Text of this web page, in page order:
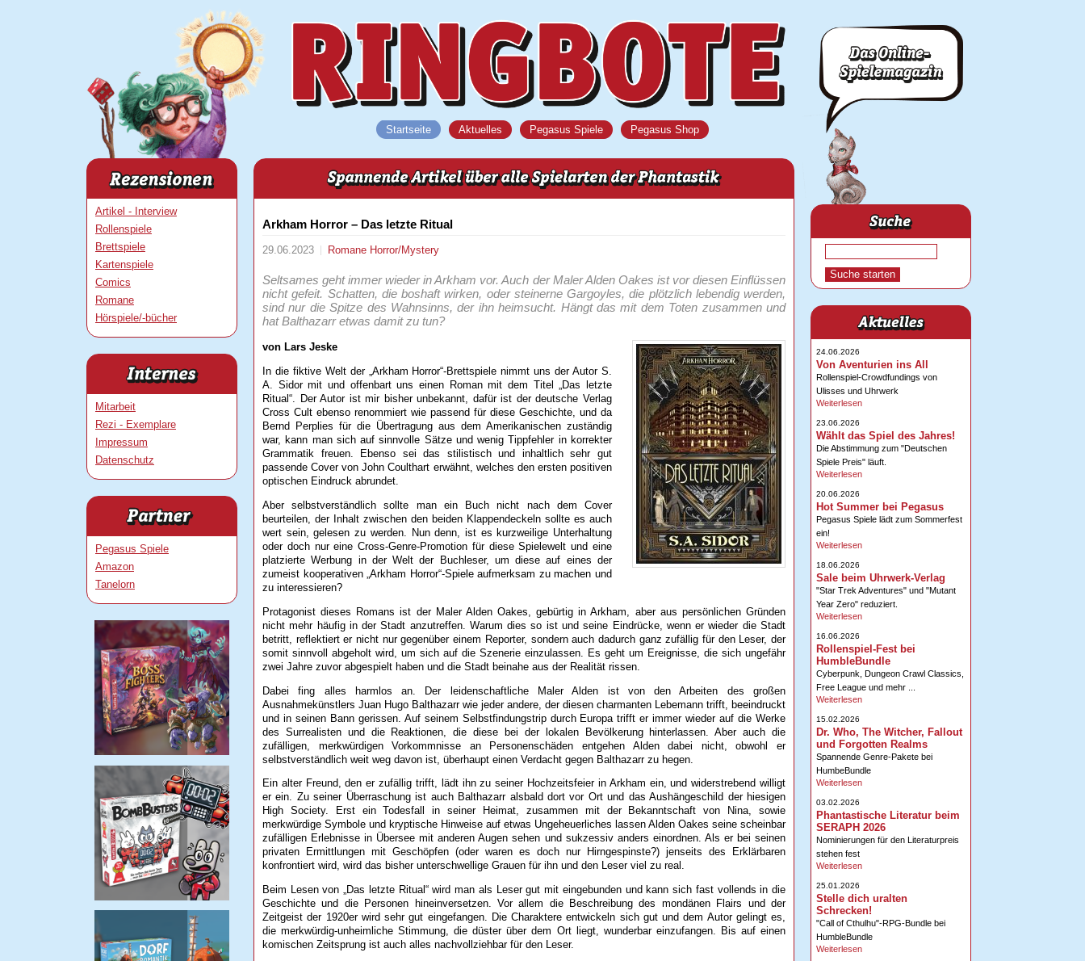
Startseite Aktuelles Pegasus Spiele Pegasus Shop
Artikel - Interview
Rollenspiele
Brettspiele
Kartenspiele
Comics
Romane
Hörspiele/-bücher
Mitarbeit
Rezi - Exemplare
Impressum
Datenschutz
Pegasus Spiele
Amazon
Tanelorn
Arkham Horror – Das letzte Ritual
29.06.2023 Romane Horror/Mystery
Seltsames geht immer wieder in Arkham vor. Auch der Maler Alden Oakes ist vor diesen Einflüssen
nicht gefeit. Schatten, die boshaft wirken, oder steinerne Gargoyles, die plötzlich lebendig werden,
sind nur die Spitze des Wahnsinns, der ihn heimsucht. Hängt das mit dem Toten zusammen und
hat Balthazarr etwas damit zu tun?
von Lars Jeske
In die fiktive Welt der „Arkham Horror“-Brettspiele nimmt uns der Autor S.
A. Sidor mit und offenbart uns einen Roman mit dem Titel „Das letzte
Ritual“. Der Autor ist mir bisher unbekannt, dafür ist der deutsche Verlag
Cross Cult ebenso renommiert wie passend für diese Geschichte, und da
Bernd Perplies für die Übertragung aus dem Amerikanischen zuständig
war, kann man sich auf sinnvolle Sätze und wenig Tippfehler in korrekter
Grammatik freuen. Ebenso sei das stilistisch und inhaltlich sehr gut
passende Cover von John Coulthart erwähnt, welches den ersten positiven
optischen Eindruck abrundet.
Aber selbstverständlich sollte man ein Buch nicht nach dem Cover
beurteilen, der Inhalt zwischen den beiden Klappendeckeln sollte es auch
wert sein, gelesen zu werden. Nun denn, ist es kurzweilige Unterhaltung
oder doch nur eine Cross-Genre-Promotion für diese Spielewelt und eine
platzierte Werbung in der Welt der Buchleser, um diese auf eines der
zumeist kooperativen „Arkham Horror“-Spiele aufmerksam zu machen und
zu interessieren?
Protagonist dieses Romans ist der Maler Alden Oakes, gebürtig in Arkham, aber aus persönlichen Gründen
nicht mehr häufig in der Stadt anzutreffen. Warum dies so ist und seine Eindrücke, wenn er wieder die Stadt
betritt, reflektiert er nicht nur gegenüber einem Reporter, sondern auch dadurch ganz zufällig für den Leser, der
somit sinnvoll abgeholt wird, um sich auf die Szenerie einzulassen. Es geht um Ereignisse, die sich ungefähr
zwei Jahre zuvor abgespielt haben und die Stadt beinahe aus der Realität rissen.
Dabei fing alles harmlos an. Der leidenschaftliche Maler Alden ist von den Arbeiten des großen
Ausnahmekünstlers Juan Hugo Balthazarr wie jeder andere, der diesen charmanten Lebemann trifft, beeindruckt
und in seinen Bann gerissen. Auf seinem Selbstfindungstrip durch Europa trifft er immer wieder auf die Werke
des Surrealisten und die Reaktionen, die diese bei der lokalen Bevölkerung hinterlassen. Aber auch die
zufälligen, merkwürdigen Vorkommnisse an Personenschäden entgehen Alden dabei nicht, obwohl er
selbstverständlich weit weg davon ist, überhaupt einen Verdacht gegen Balthazarr zu hegen.
Ein alter Freund, den er zufällig trifft, lädt ihn zu seiner Hochzeitsfeier in Arkham ein, und widerstrebend willigt
er ein. Zu seiner Überraschung ist auch Balthazarr alsbald dort vor Ort und das Aushängeschild der hiesigen
High Society. Erst ein Todesfall in seiner Heimat, zusammen mit der Bekanntschaft von Nina, sowie
merkwürdige Symbole und kryptische Hinweise auf etwas Ungeheuerliches lassen Alden Oakes seine scheinbar
zufälligen Erlebnisse in Übersee mit anderen Augen sehen und sukzessiv anders einordnen. Als er bei seinen
privaten Ermittlungen mit Geschöpfen (oder waren es doch nur Hirngespinste?) jenseits des Erklärbaren
konfrontiert wird, wird das bisher unterschwellige Grauen für ihn und den Leser viel zu real.
Beim Lesen von „Das letzte Ritual“ wird man als Leser gut mit eingebunden und kann sich fast vollends in die
Geschichte und die Personen hineinversetzen. Vor allem die Beschreibung des mondänen Flairs und der
Zeitgeist der 1920er wird sehr gut eingefangen. Die Charaktere entwickeln sich gut und dem Autor gelingt es,
die merkwürdig-unheimliche Stimmung, die düster über dem Ort liegt, wunderbar einzufangen. Bis auf einen
komischen Zeitsprung ist auch alles nachvollziehbar für den Leser.
24.06.2026
Von Aventurien ins All
Rollenspiel-Crowdfundings von
Ulisses und Uhrwerk
Weiterlesen
23.06.2026
Wählt das Spiel des Jahres!
Die Abstimmung zum "Deutschen
Spiele Preis" läuft.
Weiterlesen
20.06.2026
Hot Summer bei Pegasus
Pegasus Spiele lädt zum Sommerfest
ein!
Weiterlesen
18.06.2026
Sale beim Uhrwerk-Verlag
"Star Trek Adventures" und "Mutant
Year Zero" reduziert.
Weiterlesen
16.06.2026
Rollenspiel-Fest bei
HumbleBundle
Cyberpunk, Dungeon Crawl Classics,
Free League und mehr ...
Weiterlesen
15.02.2026
Dr. Who, The Witcher, Fallout
und Forgotten Realms
Spannende Genre-Pakete bei
HumbeBundle
Weiterlesen
03.02.2026
Phantastische Literatur beim
SERAPH 2026
Nominierungen für den Literaturpreis
stehen fest
Weiterlesen
25.01.2026
Stelle dich uralten
Schrecken!
"Call of Cthulhu"-RPG-Bundle bei
HumbleBundle
Weiterlesen